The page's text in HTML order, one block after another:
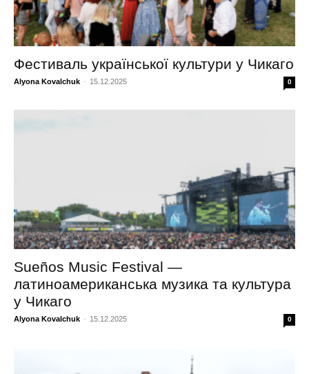
Фестиваль української культури у Чикаго
Alyona Kovalchuk - 15.12.2025 0
Sueños Music Festival —
латиноамериканська музика та культура
у Чикаго
Alyona Kovalchuk - 15.12.2025 0